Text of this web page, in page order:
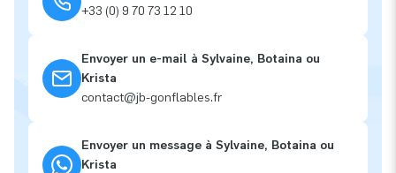
+33 (0) 9 70 73 12 10
Envoyer un e-mail à Sylvaine, Botaina ou
Krista
contact@jb-gonflables.fr
Envoyer un message à Sylvaine, Botaina ou
Krista